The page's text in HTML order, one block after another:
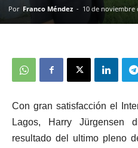
Por Franco Méndez - 10 de noviembre
Con gran satisfacción el
Lagos, Harry Jürgensen
resultado del ultimo pleno